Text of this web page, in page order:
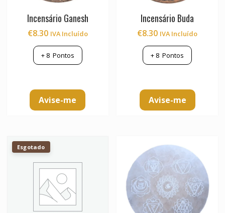
Incensário Ganesh
€8.30 IVA Incluído
+ 8Pontos
Avise-me
Incensário Buda
€8.30 IVA Incluído
+ 8 Pontos
Avise-me
Esgotado